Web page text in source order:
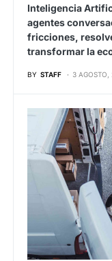
Inteligencia
agentes
fricciones,
transformar la
BY STAFF 3 AGOSTO,